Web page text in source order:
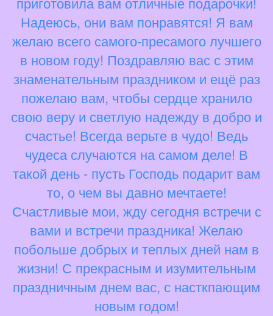
Надеюсь, они вам понравятся! Я вам
желаю всего самого-пресамого лучшего
в новом году! Поздравляю вас с этим
знаменательным праздником и ещё раз
пожелаю вам, чтобы сердце хранило
свою веру и светлую надежду в добро и
счастье! Всегда верьте в чудо! Ведь
чудеса случаются на самом деле! В
такой день - пусть Господь подарит вам
то, о чем вы давно мечтаете!
Счастливые мои, жду сегодня встречи с
вами и встречи праздника! Желаю
побольше добрых и теплых дней нам в
жизни! С прекрасным и изумительным
праздничным днем вас, с насткпающим
новым годом!